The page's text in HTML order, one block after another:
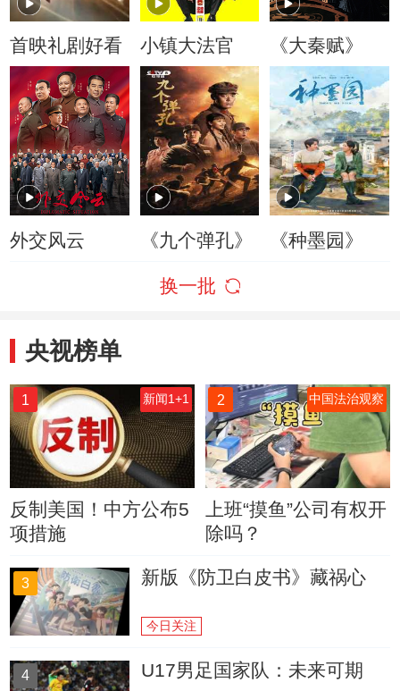
首映礼剧好看 小镇大法官 《大秦赋》
外交风云 《九个弹孔》 《种墨园》
换一批
央视榜单
1 新闻1+1
反制美国！中方公布5
项措施
2 中国法治观察
上班“摸鱼”公司有权开
除吗？
3 新版《防卫白皮书》藏祸心
今日关注
4 U17男足国家队：未来可期